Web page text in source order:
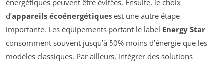
énergétiques peuvent être évitées. Ensuite, le choix
d’appareils écoénergétiques est une autre étape
importante. Les équipements portant le label Energy Star
consomment souvent jusqu’à 50% moins d’énergie que les
modèles classiques. Par ailleurs, intégrer des solutions